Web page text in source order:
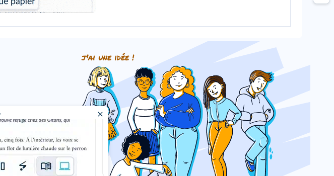
?
j'ai une idée !